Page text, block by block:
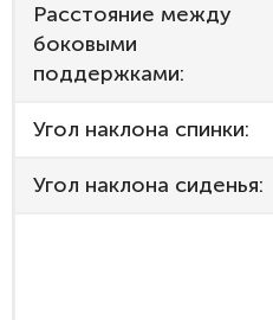
Расстояние между
боковыми
поддержками:
Угол наклона спинки:
Угол наклона сиденья: